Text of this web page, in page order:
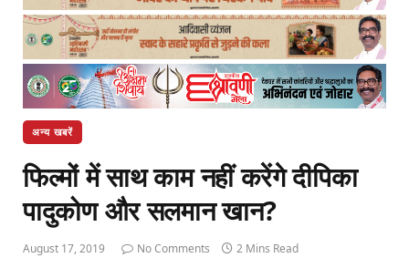
अन्य खबरें
फिल्मों में साथ काम नहीं करेंगे दीपिका
पादुकोण और सलमान खान?
August 17, 2019 No Comments 2 Mins Read